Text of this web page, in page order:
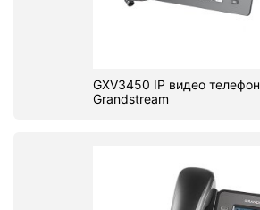
GXV3450 IP видео телефон
Grandstream